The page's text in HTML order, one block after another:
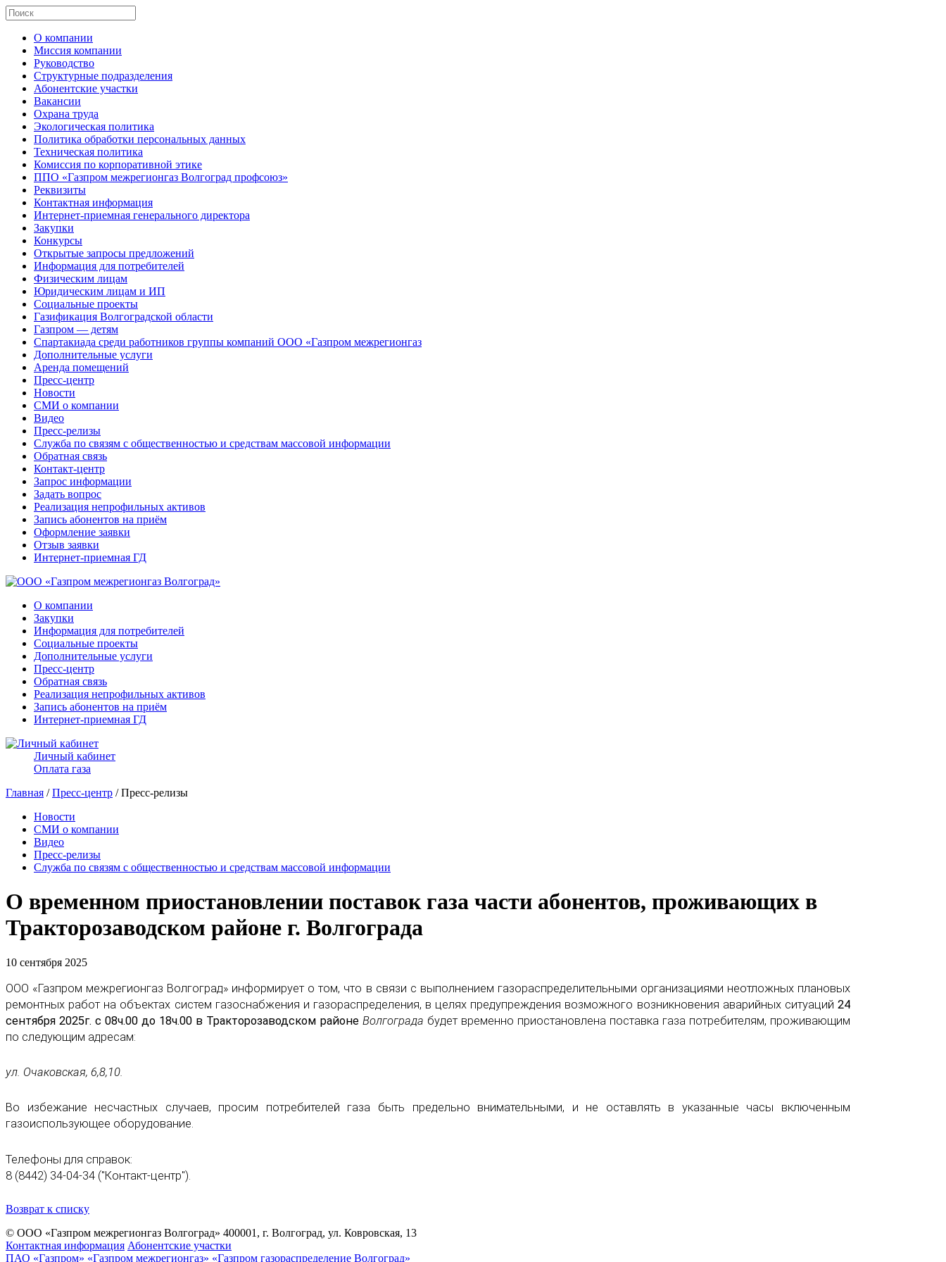
О компании
Миссия компании
Руководство
Структурные подразделения
Абонентские участки
Вакансии
Охрана труда
Экологическая политика
Политика обработки персональных данных
Техническая политика
Комиссия по корпоративной этике
ППО «Газпром межрегионгаз Волгоград профсоюз»
Реквизиты
Контактная информация
Интернет-приемная генерального директора
Закупки
Конкурсы
Открытые запросы предложений
Информация для потребителей
Физическим лицам
Юридическим лицам и ИП
Социальные проекты
Газификация Волгоградской области
Газпром — детям
Спартакиада среди работников группы компаний ООО «Газпром межрегионгаз
Дополнительные услуги
Аренда помещений
Пресс-центр
Новости
СМИ о компании
Видео
Пресс-релизы
Служба по связям с общественностью и средствам массовой информации
Обратная связь
Контакт-центр
Запрос информации
Задать вопрос
Реализация непрофильных активов
Запись абонентов на приём
Оформление заявки
Отзыв заявки
Интернет-приемная ГД
О компании
Закупки
Информация для потребителей
Социальные проекты
Дополнительные услуги
Пресс-центр
Обратная связь
Реализация непрофильных активов
Запись абонентов на приём
Интернет-приемная ГД
Личный кабинет
Оплата газа
Главная /Пресс-центр / Пресс-релизы
Новости
СМИ о компании
Видео
Пресс-релизы
Служба по связям с общественностью и средствам массовой информации
О временном приостановлении поставок газа части абонентов, проживающих в
Тракторозаводском районе г. Волгограда
10 сентября 2025
ООО «Газпром межрегионгаз Волгоград» информирует о том, что в связи с выполнением газораспределительными организациями неотложных плановых
ремонтных работ на объектах систем газоснабжения и газораспределения, в целях предупреждения возможного возникновения аварийных ситуаций 24
сентября 2025г. с 08ч.00 до 18ч.00 в Тракторозаводском районе Волгограда будет временно приостановлена поставка газа потребителям, проживающим
по следующим адресам:
ул. Очаковская, 6,8,10.
Во избежание несчастных случаев, просим потребителей газа быть предельно внимательными, и не оставлять в указанные часы включенным
газоиспользующее оборудование.
Телефоны для справок:
8 (8442) 34-04-34 ("Контакт-центр").
Возврат к списку
© ООО «Газпром межрегионгаз Волгоград» 400001, г. Волгоград, ул. Ковровская, 13
Контактная информация Абонентские участки
ПАО «Газпром» «Газпром межрегионгаз» «Газпром газораспределение Волгоград»